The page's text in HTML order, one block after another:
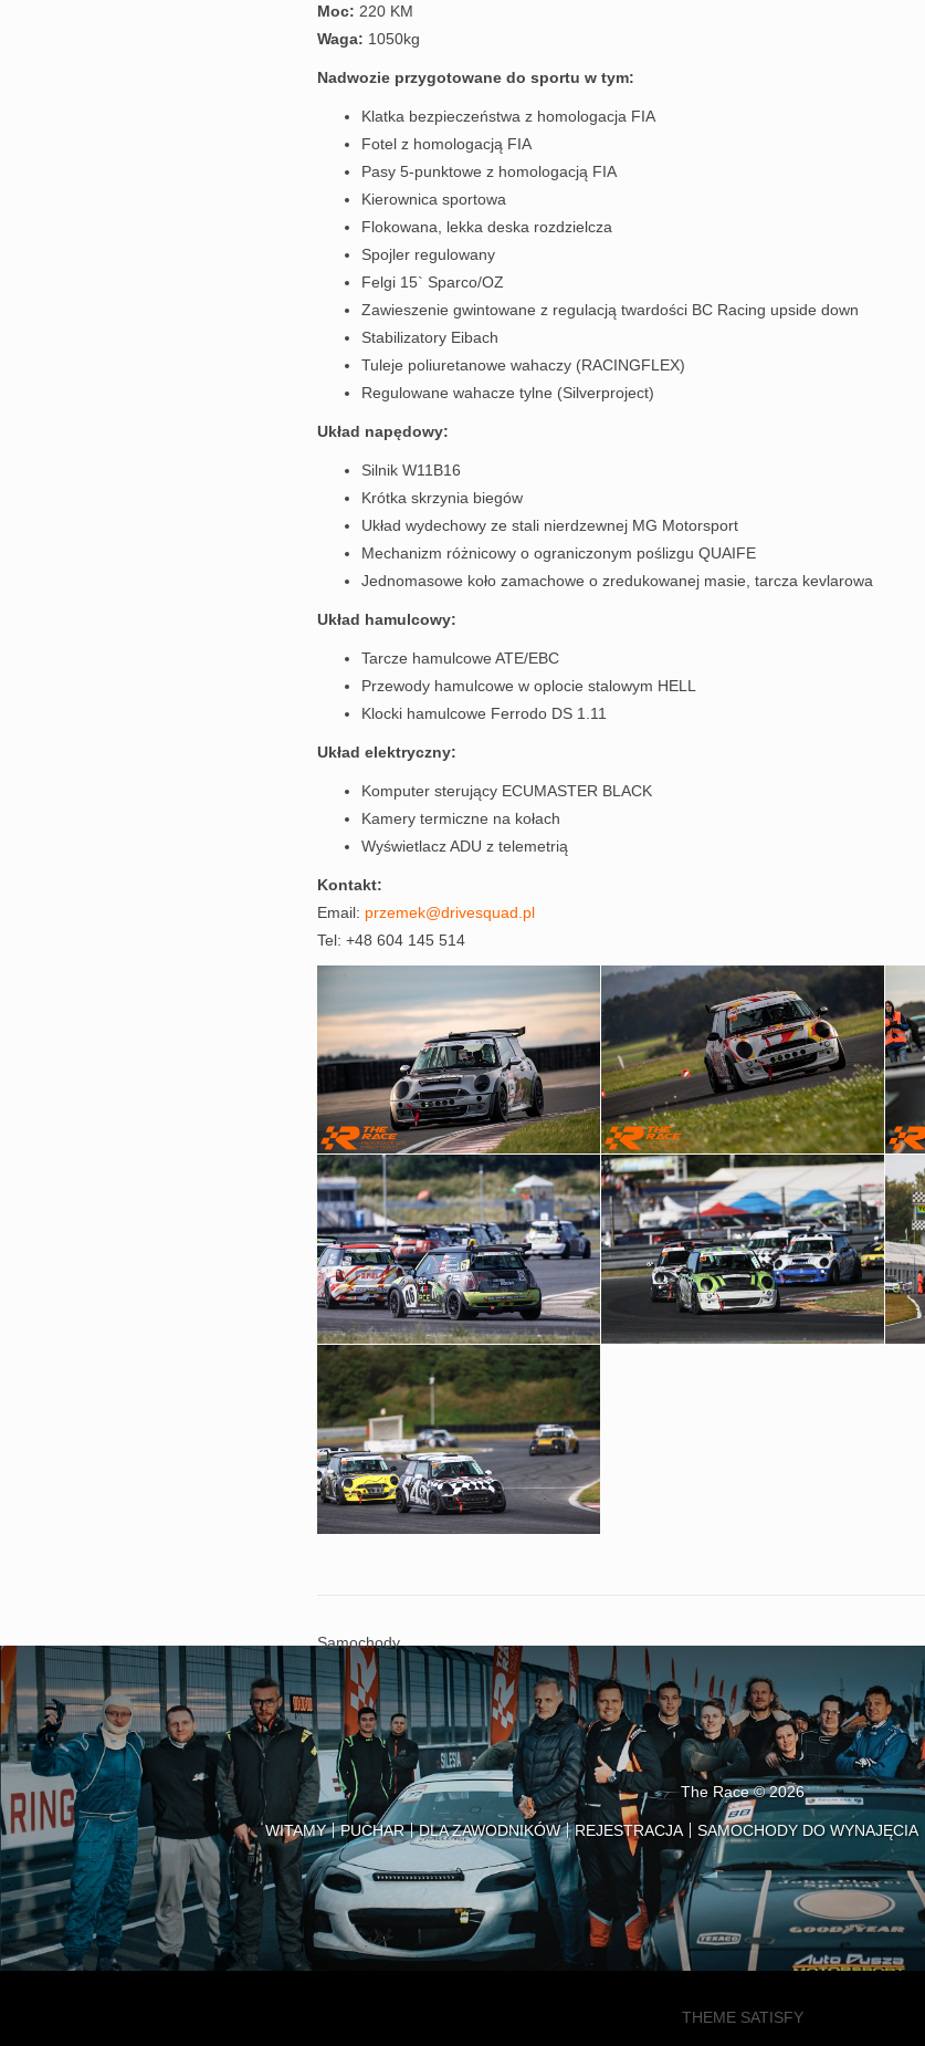
Moc: 220 KM
Waga: 1050kg
Nadwozie przygotowane do sportu w tym:
Klatka bezpieczeństwa z homologacja FIA
Fotel z homologacją FIA
Pasy 5-punktowe z homologacją FIA
Kierownica sportowa
Flokowana, lekka deska rozdzielcza
Spojler regulowany
Felgi 15` Sparco/OZ
Zawieszenie gwintowane z regulacją twardości BC Racing upside down
Stabilizatory Eibach
Tuleje poliuretanowe wahaczy (RACINGFLEX)
Regulowane wahacze tylne (Silverproject)
Układ napędowy:
Silnik W11B16
Krótka skrzynia biegów
Układ wydechowy ze stali nierdzewnej MG Motorsport
Mechanizm różnicowy o ograniczonym poślizgu QUAIFE
Jednomasowe koło zamachowe o zredukowanej masie, tarcza kevlarowa
Układ hamulcowy:
Tarcze hamulcowe ATE/EBC
Przewody hamulcowe w oplocie stalowym HELL
Klocki hamulcowe Ferrodo DS 1.11
Układ elektryczny:
Komputer sterujący ECUMASTER BLACK
Kamery termiczne na kołach
Wyświetlacz ADU z telemetrią
Kontakt:
Email: przemek@drivesquad.pl
Tel: +48 604 145 514
Samochody
The Race © 2026
WITAMY PUCHAR DLA ZAWODNIKÓW REJESTRACJA SAMOCHODY DO WYNAJĘCIA
THEME SATISFY